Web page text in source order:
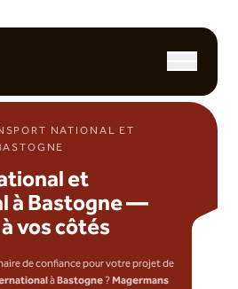
NATIONAL ET
et
à Bastogne —
vos côtés
de confiance pour votre projet de
àBastogne ?Magermans